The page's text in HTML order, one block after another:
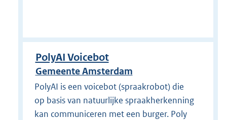
PolyAI Voicebot
Gemeente Amsterdam
PolyAI is een voicebot (spraakrobot) die
op basis van natuurlijke spraakherkenning
kan communiceren met een burger. Poly